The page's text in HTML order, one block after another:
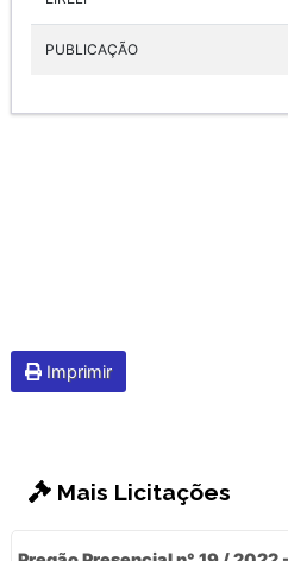
PUBLICAÇÃO
Imprimir
Mais Licitações